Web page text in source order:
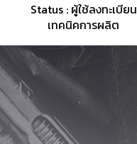
Status : ผู้ใช้ลงทะเบียน
เทคนิคการผลิต